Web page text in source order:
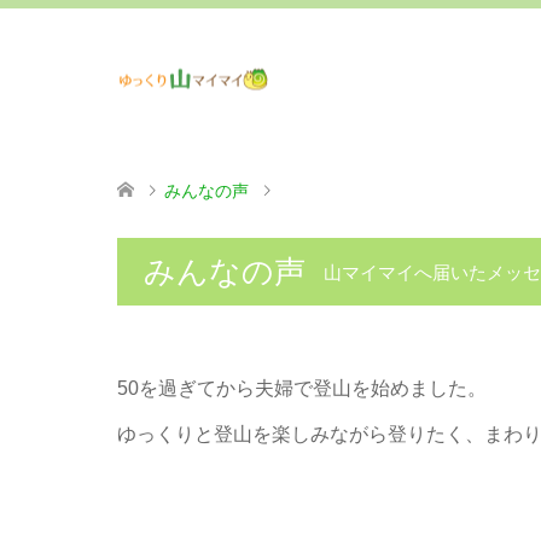
みんなの声
みんなの声 山マイマイへ届いたメッ
50を過ぎてから夫婦で登山を始めました。
ゆっくりと登山を楽しみながら登りたく、まわ